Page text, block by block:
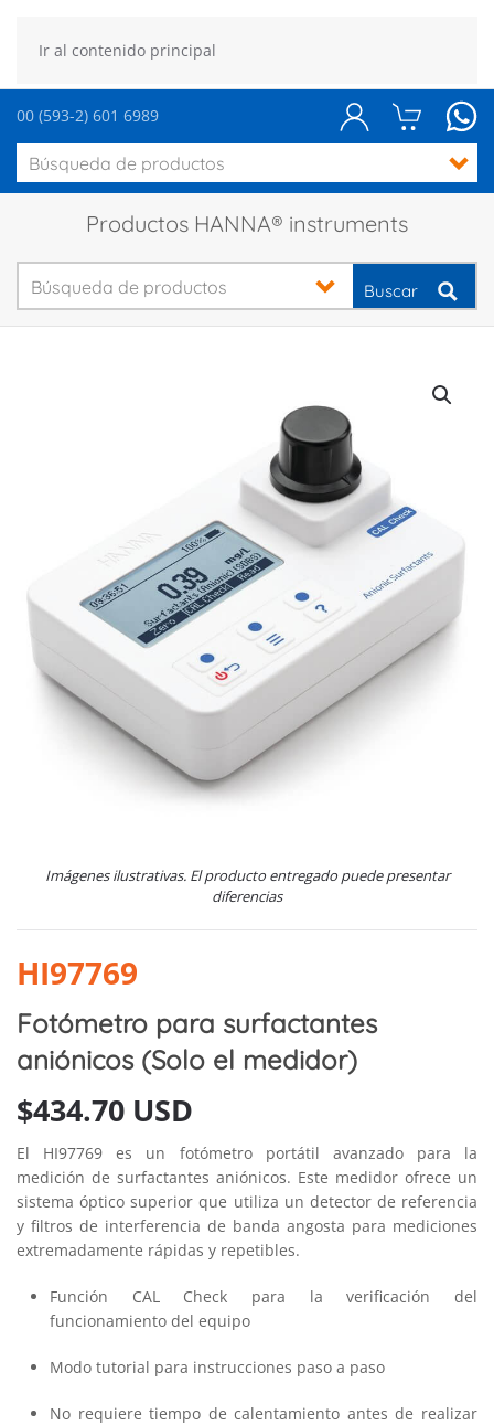
Ir al contenido principal
00 (593-2) 601 6989
Productos HANNA® instruments
Buscar
Imágenes ilustrativas. El producto entregado puede presentar
diferencias
HI97769
Fotómetro para surfactantes
aniónicos (Solo el medidor)
$434.70 USD
El HI97769 es un fotómetro portátil avanzado para la
medición de surfactantes aniónicos. Este medidor ofrece un
sistema óptico superior que utiliza un detector de referencia
y filtros de interferencia de banda angosta para mediciones
extremadamente rápidas y repetibles.
Función CAL Check para la verificación del
funcionamiento del equipo
Modo tutorial para instrucciones paso a paso
No requiere tiempo de calentamiento antes de realizar